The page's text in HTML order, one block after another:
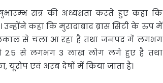
सत्र की अध्यक्षता करते हुए कहा कि
कहा कि मुरादाबाद ब्रास सिटी के रुप में
से चला आ रहा है तथा जनपद में लगभग
से 2.5 से लगभग 3 लाख लोग लगे हुए है तथा
यूरोप एवं अरब देषों में किया जाता है।